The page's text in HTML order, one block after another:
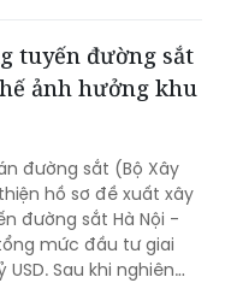
quyết số
là tạo lập cơ chế
cho nguồn nhân
giải quyết những
của Thành phố.
tuyến đường sắt
ảnh hưởng khu
đường sắt (Bộ Xây
hồ sơ đề xuất xây
đường sắt Hà Nội -
mức đầu tư giai
USD. Sau khi nghiên